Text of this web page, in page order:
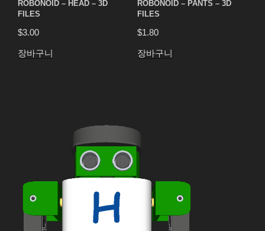
ROBONOID – HEAD – 3D
FILES
$3.00
장바구니
ROBONOID – PANTS – 3D
FILES
$1.80
장바구니